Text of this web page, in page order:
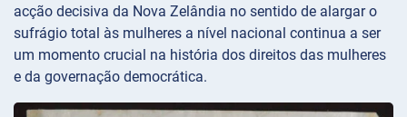
acção decisiva da Nova Zelândia no sentido de alargar o
sufrágio total às mulheres a nível nacional continua a ser
um momento crucial na história dos direitos das mulheres
e da governação democrática.